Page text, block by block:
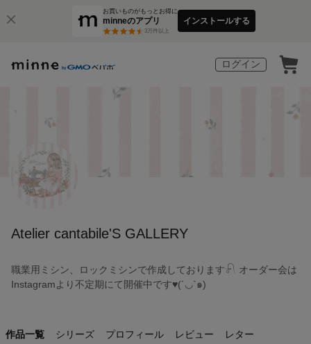
お買いものがもっとお得に
minneのアプリ
3万件以上
インストールする
ログイン
Atelier cantabile'S GALLERY
職業用ミシン、ロックミシンで作成しております𓍯 オーダー会は
Instagramより不定期にて開催中です♥(´◡`๑)
作品一覧 シリーズ プロフィール レビュー レター